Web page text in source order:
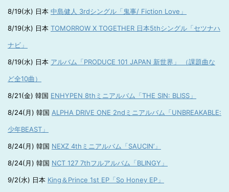
8/19(水) 日本 中島健人 3rdシングル「鬼事/ Fiction Love」
8/19(水) 日本 TOMORROW X TOGETHER 日本5thシングル「セツナハ
ナビ」
8/19(水) 日本 アルバム「PRODUCE 101 JAPAN 新世界」 （課題曲な
ど全10曲）
8/21(金) 韓国 ENHYPEN 8thミニアルバム「THE SIN: BLISS」
8/24(月) 韓国 ALPHA DRIVE ONE 2ndミニアルバム「UNBREAKABLE:
少年BEAST」
8/24(月) 韓国 NEXZ 4thミニアルバム「SAUCIN’」
8/24(月) 韓国 NCT 127 7thフルアルバム「BLINGY」
9/2(水) 日本 King＆Prince 1st EP「So Honey EP」